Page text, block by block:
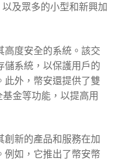
及眾多的小型和新興加
高度安全的系統。該交
儲系統，以保護用戶的
此外，幣安還提供了雙
金等功能，以提高用
創新的產品和服務在加
例如，它推出了幣安幣